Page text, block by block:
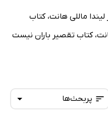
ماللی هانت، کتاب
کتاب تقصیر باران نیست
پربحث‌ها